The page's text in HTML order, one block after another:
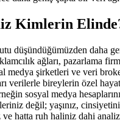
Kimlerin
düşündüğümüzden daha
ağları, pazarlama
medya şirketleri ve veri
verilerle bireylerin özel
sosyal medya
değil; yaşınız,
ve hatta ruh haliniz dahi